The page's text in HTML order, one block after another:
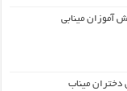
آموزان مینابی
دختران میناب